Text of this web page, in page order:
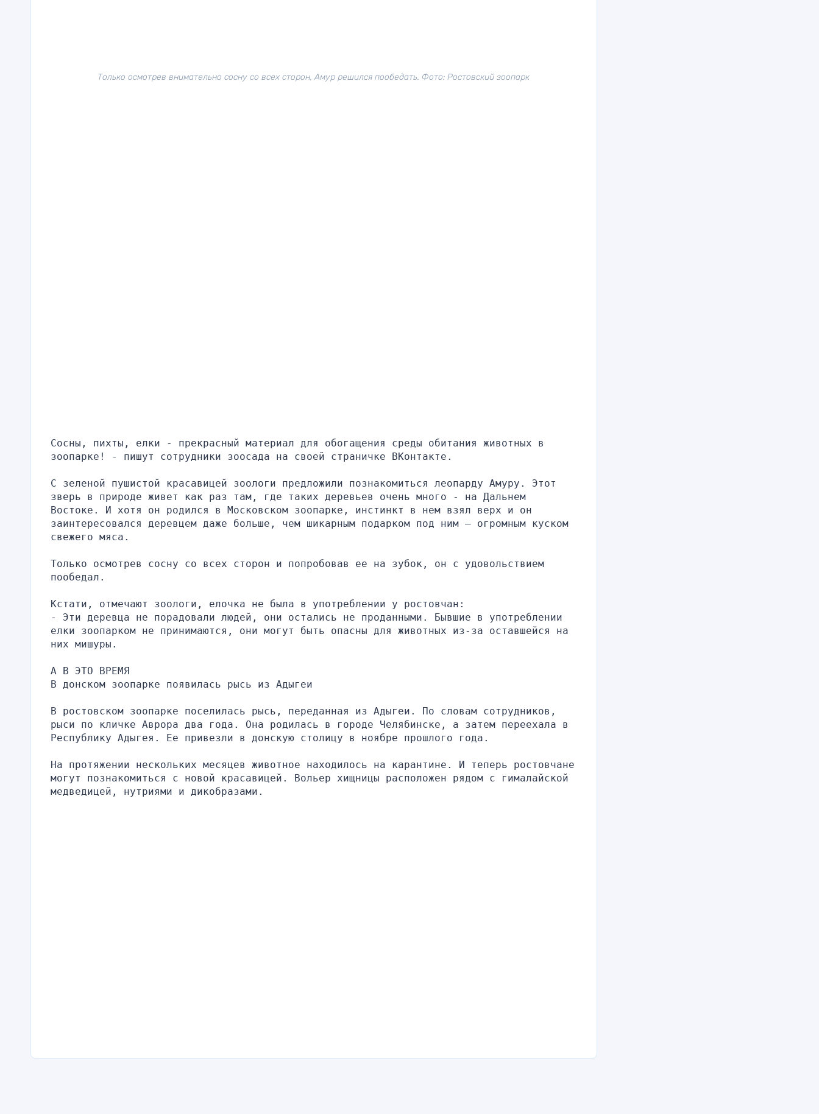
Только осмотрев внимательно сосну со всех сторон, Амур решился пообедать. Фото: Ростовский зоопарк
Сосны, пихты, елки - прекрасный материал для обогащения среды обитания животных в
зоопарке! - пишут сотрудники зоосада на своей страничке ВКонтакте.
С зеленой пушистой красавицей зоологи предложили познакомиться леопарду Амуру. Этот
зверь в природе живет как раз там, где таких деревьев очень много - на Дальнем
Востоке. И хотя он родился в Московском зоопарке, инстинкт в нем взял верх и он
заинтересовался деревцем даже больше, чем шикарным подарком под ним – огромным куском
свежего мяса.
Только осмотрев сосну со всех сторон и попробовав ее на зубок, он с удовольствием
пообедал.
Кстати, отмечают зоологи, елочка не была в употреблении у ростовчан:
- Эти деревца не порадовали людей, они остались не проданными. Бывшие в употреблении
елки зоопарком не принимаются, они могут быть опасны для животных из-за оставшейся на
них мишуры.
А В ЭТО ВРЕМЯ
В донском зоопарке появилась рысь из Адыгеи
В ростовском зоопарке поселилась рысь, переданная из Адыгеи. По словам сотрудников,
рыси по кличке Аврора два года. Она родилась в городе Челябинске, а затем переехала в
Республику Адыгея. Ее привезли в донскую столицу в ноябре прошлого года.
На протяжении нескольких месяцев животное находилось на карантине. И теперь ростовчане
могут познакомиться с новой красавицей. Вольер хищницы расположен рядом с гималайской
медведицей, нутриями и дикобразами.